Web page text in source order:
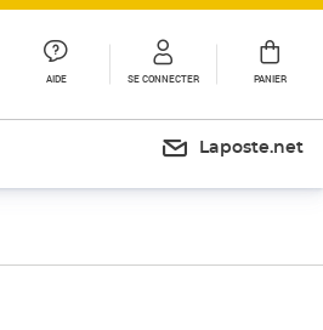
AIDE SE CONNECTER PANIER
Laposte.net